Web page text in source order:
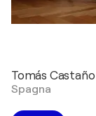
Tomás Castaño
Spagna